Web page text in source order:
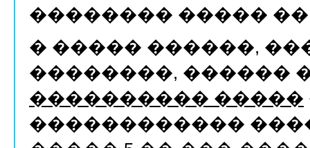
�������� ����� ��
� ����� ������,
��������, ������
���������� �����
������������